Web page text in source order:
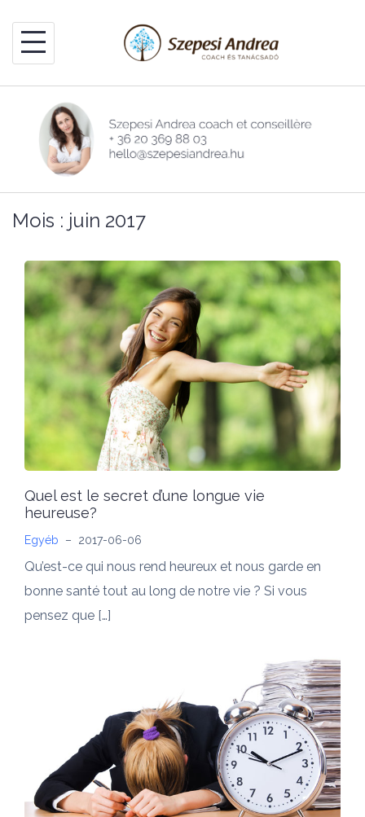
content
Mois : juin 2017
Quel est le secret d’une longue vie
heureuse?
Egyéb – 2017-06-06
Qu’est-ce qui nous rend heureux et nous garde en
bonne santé tout au long de notre vie ? Si vous
pensez que […]